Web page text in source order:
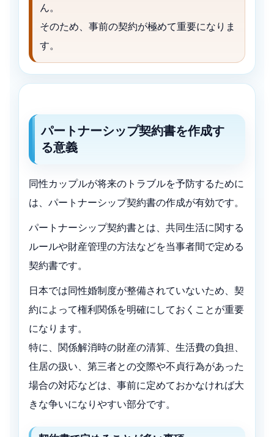
ん。
そのため、事前の契約が極めて重要になりま
す。
パートナーシップ契約書を作成す
る意義
同性カップルが将来のトラブルを予防するために
は、パートナーシップ契約書の作成が有効です。
パートナーシップ契約書とは、共同生活に関する
ルールや財産管理の方法などを当事者間で定める
契約書です。
日本では同性婚制度が整備されていないため、契
約によって権利関係を明確にしておくことが重要
になります。
特に、関係解消時の財産の清算、生活費の負担、
住居の扱い、第三者との交際や不貞行為があった
場合の対応などは、事前に定めておかなければ大
きな争いになりやすい部分です。